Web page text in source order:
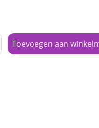
of chenille